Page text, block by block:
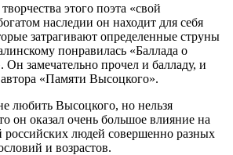
этого поэта «свой
наследии он находит для себя
затрагивают определенные струны
понравилась «Баллада о
замечательно прочел и балладу, и
«Памяти Высоцкого».
любить Высоцкого, но нельзя
он оказал очень большое влияние на
российских людей совершенно разных
и возрастов.